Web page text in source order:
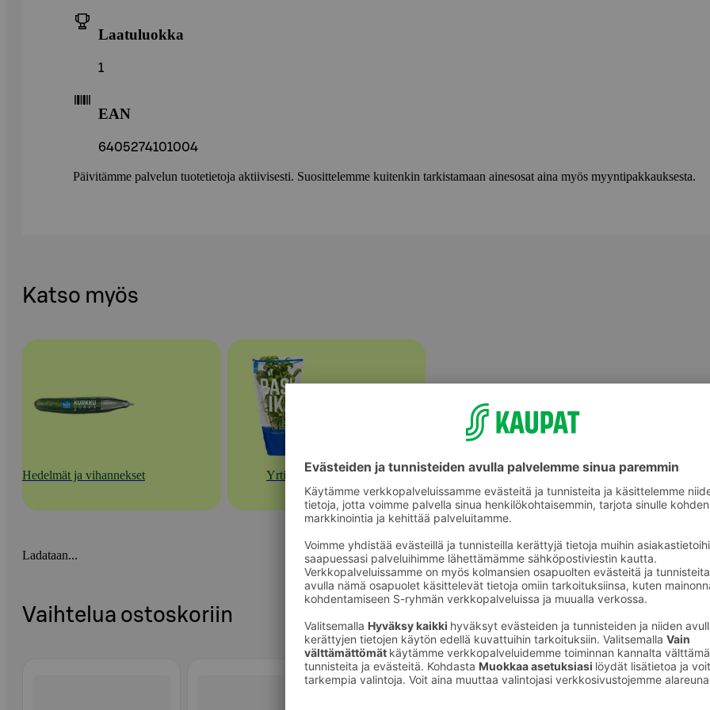
Laatuluokka
1
EAN
6405274101004
Päivitämme palvelun tuotetietoja aktiivisesti. Suosittelemme kuitenkin tarkistamaan ainesosat aina myös myyntipakkauksesta.
Katso myös
Hedelmät ja vihannekset Yrtit
Ladataan...
Vaihtelua ostoskoriin